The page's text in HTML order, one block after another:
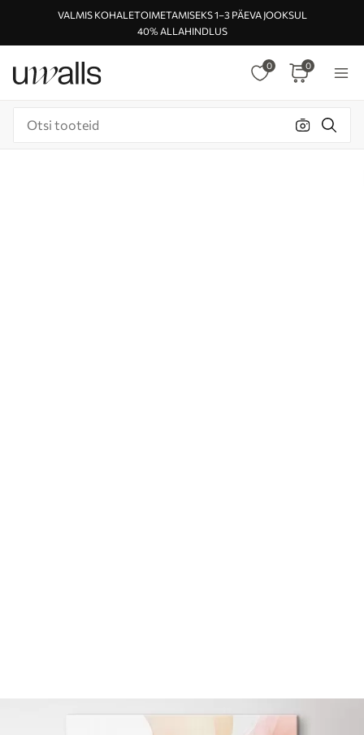
VALMIS KOHALETOIMETAMISEKS 1–3 PÄEVA JOOKSUL
40% ALLAHINDLUS
0 0